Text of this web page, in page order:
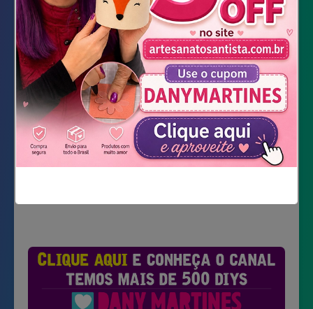
Feltro estampado de festa junina
Estilete
Doces, balas, amendoin
VÍDEO YOUTUBE